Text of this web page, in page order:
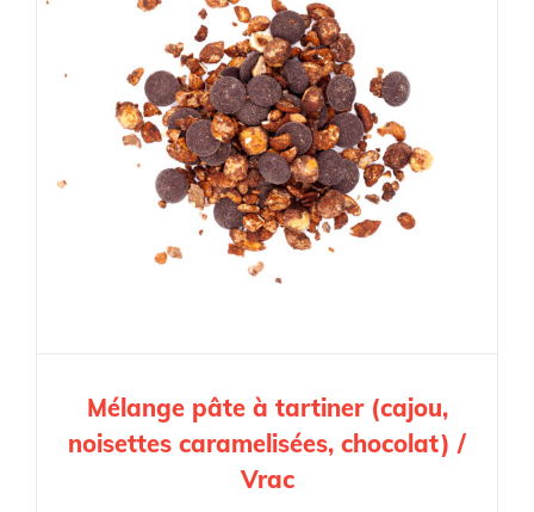
Mélange pâte à tartiner (cajou,
noisettes caramelisées, chocolat) /
Vrac